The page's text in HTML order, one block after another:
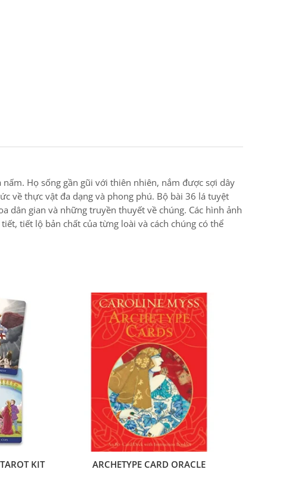
Họ sống gần gũi với thiên nhiên, nắm được sợi dây
về thực vật đa dạng và phong phú. Bộ bài 36 lá tuyệt
gian và những truyền thuyết về chúng. Các hình ảnh
tiết lộ bản chất của từng loài và cách chúng có thể
KIT ARCHETYPE CARD ORACLE